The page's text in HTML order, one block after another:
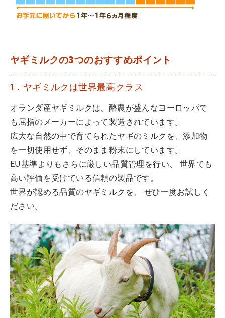
ヤギミルクの3つのおすすめポイント
1．ヤギミルクは世界最高クラス
オランダ産ヤギミルクは、酪農が盛んなヨーロッパで
も屈指のメーカーによって製造されています。
広大な自然の中で育てられたヤギのミルクを、添加物
を一切使用せず、そのまま粉末にしています。
EU基準よりもさらに厳しい品質管理を行い、 世界でも
高い評価を受けている信頼の製品です。
世界が認める品質のヤギミルクを、 ぜひ一度お試しく
ださい。